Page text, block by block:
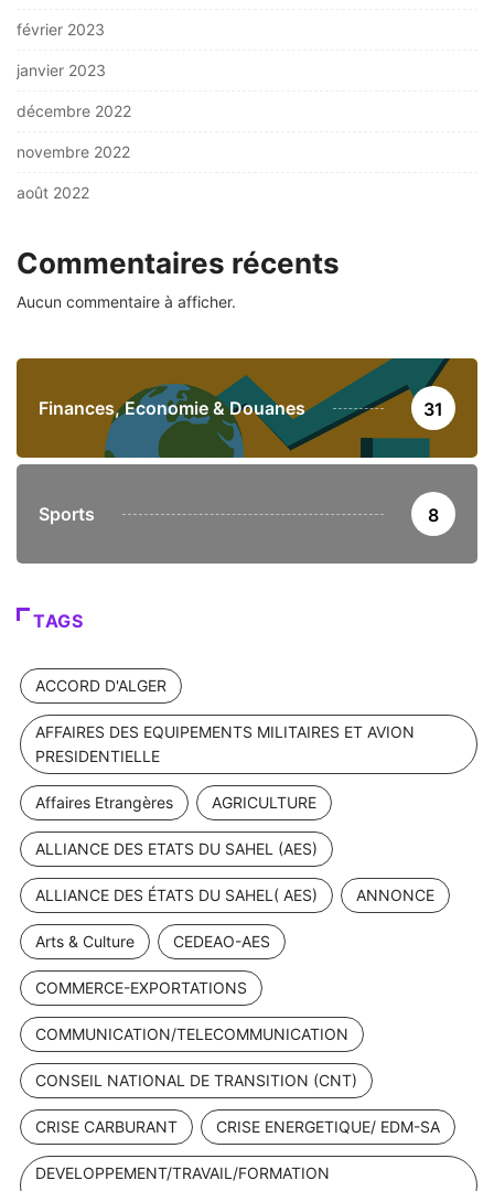
février 2023
janvier 2023
décembre 2022
novembre 2022
août 2022
Commentaires récents
Aucun commentaire à afficher.
Finances, Economie & Douanes 31
Sports 8
TAGS
ACCORD D'ALGER
AFFAIRES DES EQUIPEMENTS MILITAIRES ET AVION
PRESIDENTIELLE
Affaires Etrangères AGRICULTURE
ALLIANCE DES ETATS DU SAHEL (AES)
ALLIANCE DES ÉTATS DU SAHEL( AES) ANNONCE
Arts & Culture CEDEAO-AES
COMMERCE-EXPORTATIONS
COMMUNICATION/TELECOMMUNICATION
CONSEIL NATIONAL DE TRANSITION (CNT)
CRISE CARBURANT CRISE ENERGETIQUE/ EDM-SA
DEVELOPPEMENT/TRAVAIL/FORMATION